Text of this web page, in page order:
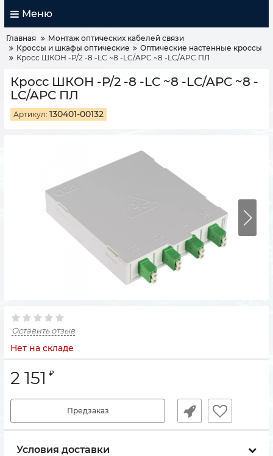
Меню
Главная
Монтаж оптических кабелей связи
Кроссы и шкафы оптические
Оптические настенные кроссы
Кросс ШКОН -Р/2 -8 -LC ~8 -LC/APC ~8 -LC/APC ПЛ
Кросс ШКОН -Р/2 -8 -LC ~8 -LC/APC ~8 -
LC/APC ПЛ
Артикул: 130401-00132
Оставить отзыв
Нет на складе
2 151 ₽
Предзаказ
Условия доставки